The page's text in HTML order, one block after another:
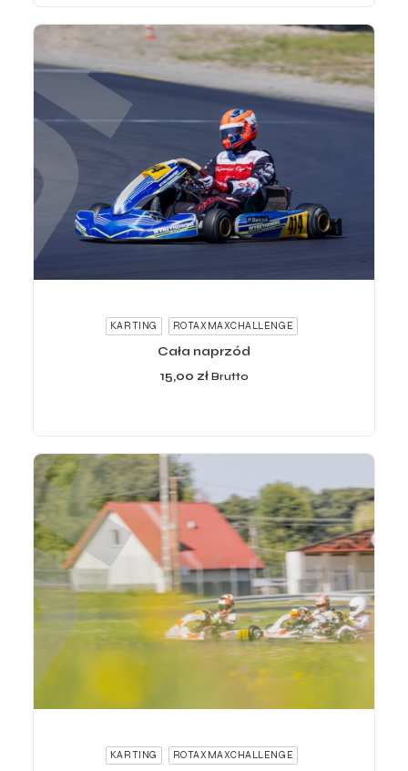
KARTING ROTAXMAXCHALLENGE
Cała naprzód
15,00 zł Brutto
KARTING ROTAXMAXCHALLENGE